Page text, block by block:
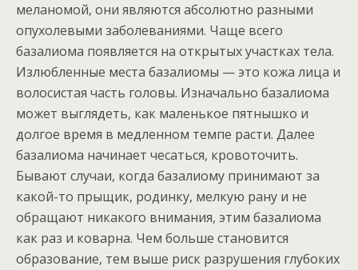
меланомой, они являются абсолютно разными
опухолевыми заболеваниями. Чаще всего
базалиома появляется на открытых участках тела.
Излюбленные места базалиомы — это кожа лица и
волосистая часть головы. Изначально базалиома
может выглядеть, как маленькое пятнышко и
долгое время в медленном темпе расти. Далее
базалиома начинает чесаться, кровоточить.
Бывают случаи, когда базалиому принимают за
какой-то прыщик, родинку, мелкую рану и не
обращают никакого внимания, этим базалиома
как раз и коварна. Чем больше становится
образование, тем выше риск разрушения глубоких